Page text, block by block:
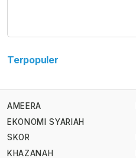
Terpopuler
AMEERA
EKONOMI SYARIAH
SKOR
KHAZANAH